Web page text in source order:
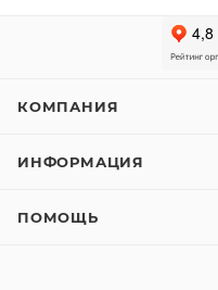
КОМПАНИЯ
ИНФОРМАЦИЯ
ПОМОЩЬ